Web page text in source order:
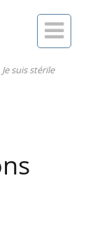

Je suis stérile